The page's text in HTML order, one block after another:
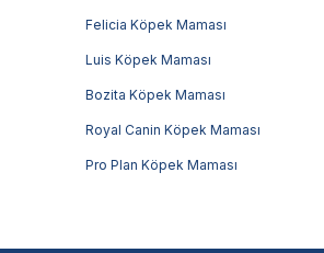
Felicia Köpek Maması
Luis Köpek Maması
Bozita Köpek Maması
Royal Canin Köpek Maması
Pro Plan Köpek Maması